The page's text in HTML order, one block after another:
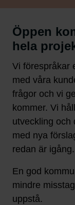
Öppen
hela
Vi förespråkar
med våra
frågor och vi
kommer. Vi
utveckling och
med nya
redan är igång.
En god
mindre
uppstå.